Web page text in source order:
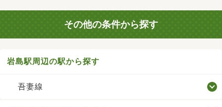
その他の条件から探す
岩島駅周辺の駅から探す
吾妻線